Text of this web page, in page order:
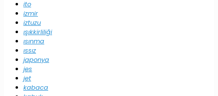
ito
izmir
iztuzu
ışıkkirliliği
ısınma
ıssız
japonya
jes
jet
kabaca